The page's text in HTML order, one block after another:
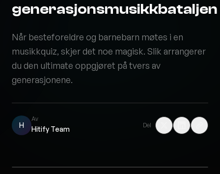
generasjonsmusikkbataljen
Når besteforeldre og barnebarn møtes i en
musikkquiz, skjer det noe magisk. Slik arrangerer
du den ultimate oppgjøret på tvers av
generasjonene.
H
Av
Hitify Team Del